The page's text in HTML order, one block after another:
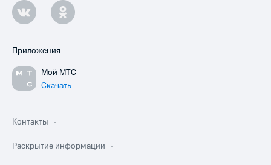
Приложения
Мой МТС
Скачать
Контакты
Раскрытие информации